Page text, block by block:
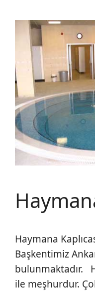
Haymana
Başkentimiz
bulunmaktadır.
ile meşhurdur.